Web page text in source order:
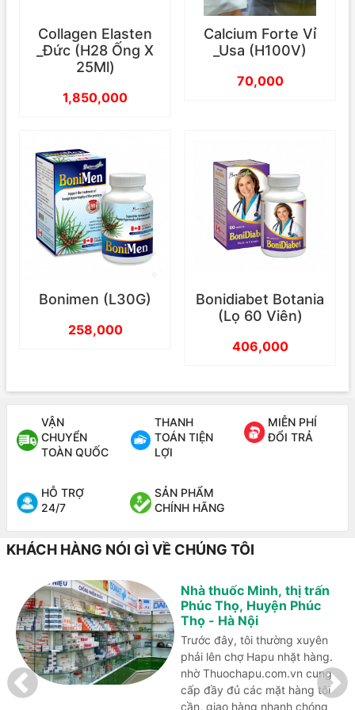
Collagen Elasten
_Đức (H28 Ống X
25Ml)
1,850,000
Calcium Forte Vỉ
_Usa (H100V)
70,000
Bonimen (L30G)
258,000
Bonidiabet Botania
(Lọ 60 Viên)
406,000
VẬN
CHUYỂN
TOÀN QUỐC
THANH
TOÁN TIỆN
LỢI
MIỄN PHÍ
ĐỔI TRẢ
HỖ TRỢ
24/7
SẢN PHẨM
CHÍNH HÃNG
KHÁCH HÀNG NÓI GÌ VỀ CHÚNG TÔI
Nhà thuốc Minh, thị trấn
Phúc Thọ, Huyện Phúc
Thọ - Hà Nội
Trước đây, tôi thường xuyên
phải lên chợ Hapu nhặt hàng.
nhờ Thuochapu.com.vn cung
cấp đầy đủ các mặt hàng tôi
cần, giao hàng nhanh chóng